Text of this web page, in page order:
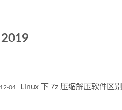
2019
12-04 Linux 下 7z 压缩解压软件区别